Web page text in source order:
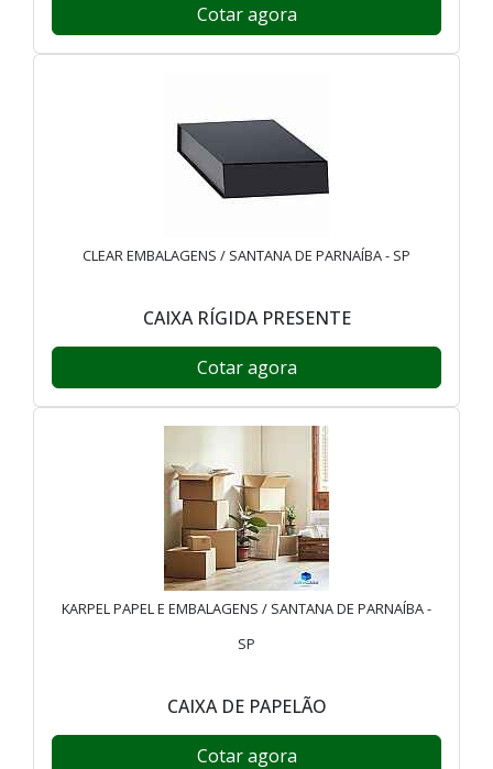
Cotar agora
CLEAR EMBALAGENS / SANTANA DE PARNAÍBA - SP
CAIXA RÍGIDA PRESENTE
Cotar agora
KARPEL PAPEL E EMBALAGENS / SANTANA DE PARNAÍBA -
SP
CAIXA DE PAPELÃO
Cotar agora